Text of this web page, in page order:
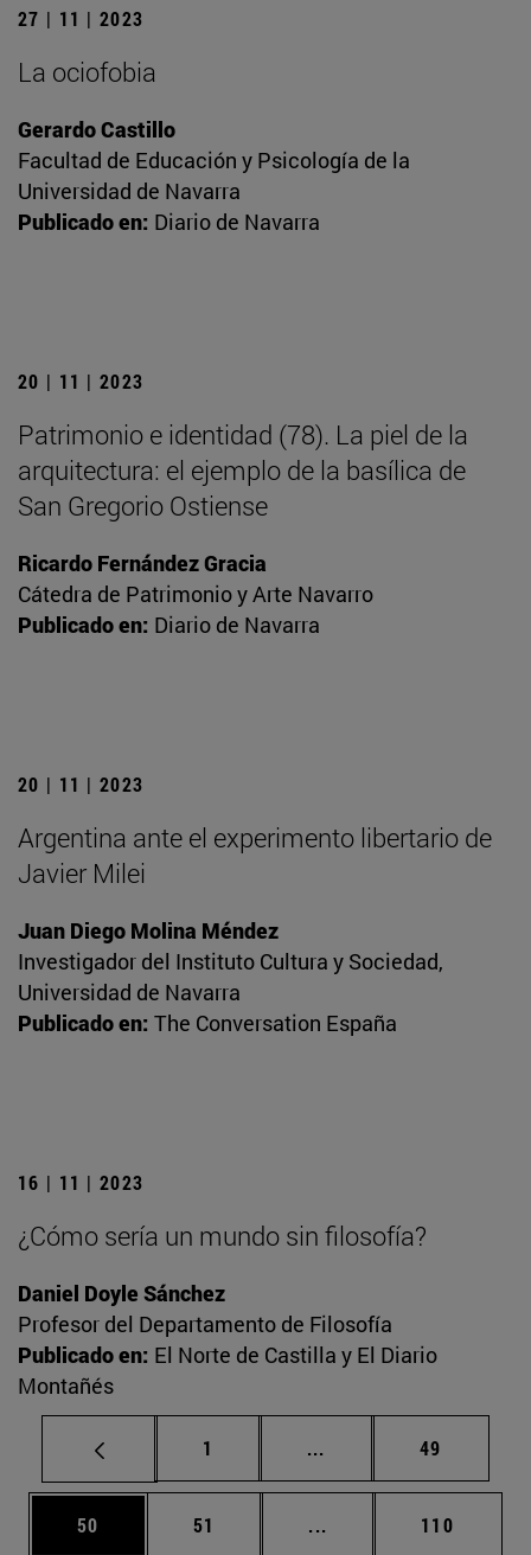
27 | 11 | 2023
La ociofobia
Gerardo Castillo
Facultad de Educación y Psicología de la
Universidad de Navarra
Publicado en: Diario de Navarra
20 | 11 | 2023
Patrimonio e identidad (78). La piel de la
arquitectura: el ejemplo de la basílica de
San Gregorio Ostiense
Ricardo Fernández Gracia
Cátedra de Patrimonio y Arte Navarro
Publicado en: Diario de Navarra
20 | 11 | 2023
Argentina ante el experimento libertario de
Javier Milei
Juan Diego Molina Méndez
Investigador del Instituto Cultura y Sociedad,
Universidad de Navarra
Publicado en: The Conversation España
16 | 11 | 2023
¿Cómo sería un mundo sin filosofía?
Daniel Doyle Sánchez
Profesor del Departamento de Filosofía
Publicado en: El Norte de Castilla y El Diario
Montañés
Página
1 ... Páginas intermedias
Página
49
Página
50 Página
51 ... Páginas intermedias
Página
110